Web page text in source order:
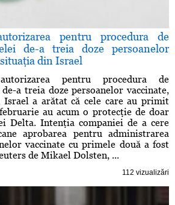
pentru procedura de
de-a treia doze persoanelor
din Israel
pentru procedura de
a treia doze persoanelor vaccinate,
a arătat că cele care au primit
au acum o protecţie de doar
Delta. Intenţia companiei de a cere
aprobarea pentru administrarea
vaccinate cu primele două a fost
de Mikael Dolsten, ...
112 vizualizări